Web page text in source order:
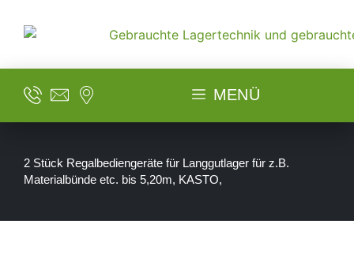
MENÜ
2 Stück Regalbediengeräte für Langgutlager für z.B.
Materialbünde etc. bis 5,20m, KASTO,